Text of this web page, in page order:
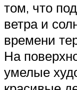
том, что
ветра и
времени
На
умелые